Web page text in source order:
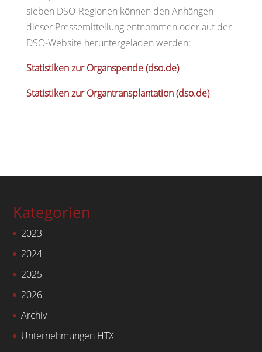
sieben DSO-Regionen können den Anhängen
dieser Pressemitteilung entnommen oder auf der
DSO-Website heruntergeladen werden:
Statistiken zur Organspende (dso.de)
Statistiken zur Organtransplantation (dso.de)
Kategorien
2023
2024
2025
2026
Archiv
Unternehmungen HTX